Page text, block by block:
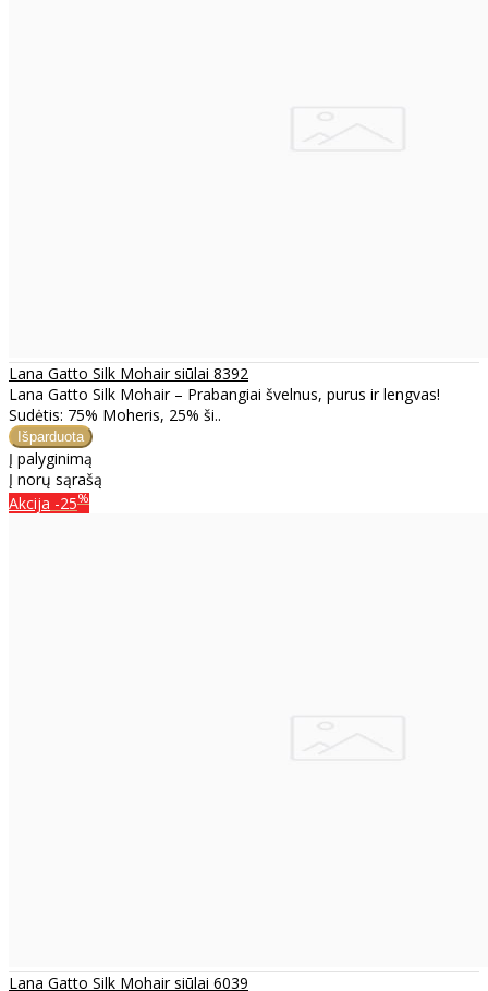
Lana Gatto Silk Mohair siūlai 8392
Lana Gatto Silk Mohair – Prabangiai švelnus, purus ir lengvas!
Sudėtis: 75% Moheris, 25% ši..
Į palyginimą
Į norų sąrašą
Akcija -25%
Lana Gatto Silk Mohair siūlai 6039